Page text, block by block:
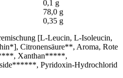
0,1 g
78,0 g
0,35 g
[L-Leucin, L-Isoleucin,
Citronensäure**, Aroma, Rote
Xanthan*****,
Pyridoxin-Hydrochlorid